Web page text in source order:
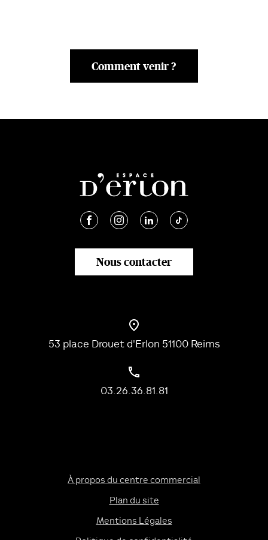
Comment venir ?
Nous contacter
53 place Drouet d'Erlon 51100 Reims
03.26.36.81.81
À propos du centre commercial
Plan du site
Mentions Légales